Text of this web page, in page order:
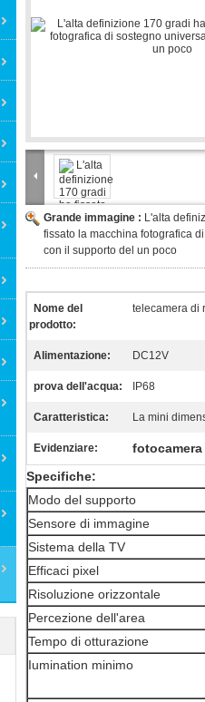
Grande immagine : L'alta
fissato la macchina fotografica
con il supporto del un poco
Nome del
prodotto:
telecamera di
Alimentazione: DC12V
prova dell'acqua: IP68
Caratteristica: La mini
Evidenziare:
Specifiche:
Modo del supporto
Sensore di immagine
Sistema della TV
Efficaci pixel
Risoluzione orizzontale
Percezione dell'area
Tempo di otturazione
Iumination minimo